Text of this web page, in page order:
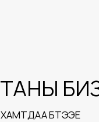
ТАНЫ
ХАМТДАА БҮТЭЭЕ